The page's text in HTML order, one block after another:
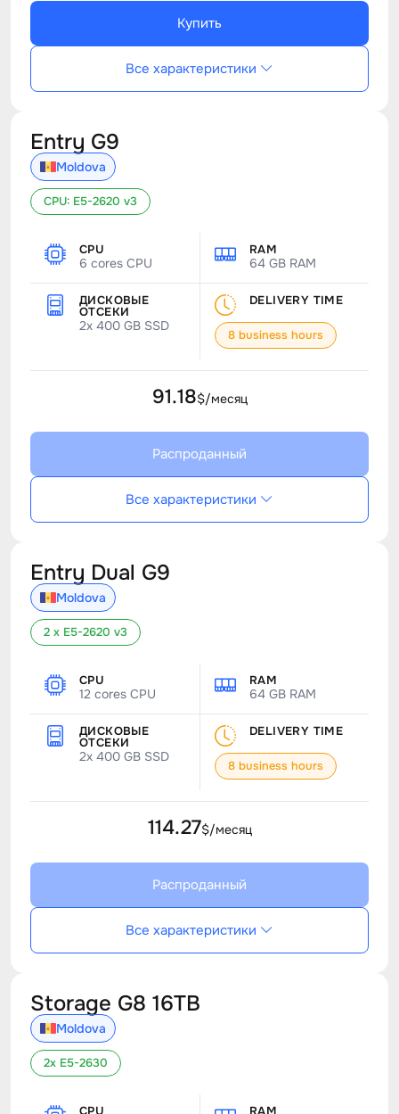
Купить
Все характеристики
Entry G9
Moldova
CPU: E5-2620 v3
CPU
6 cores CPU
RAM
64 GB RAM
ДИСКОВЫЕ
ОТСЕКИ
2x 400 GB SSD
DELIVERY TIME
8 business hours
91.18$/месяц
Распроданный
Все характеристики
Entry Dual G9
Moldova
2 x E5-2620 v3
CPU
12 cores CPU
RAM
64 GB RAM
ДИСКОВЫЕ
ОТСЕКИ
2x 400 GB SSD
DELIVERY TIME
8 business hours
114.27$/месяц
Распроданный
Все характеристики
Storage G8 16TB
Moldova
2x E5-2630
CPU RAM